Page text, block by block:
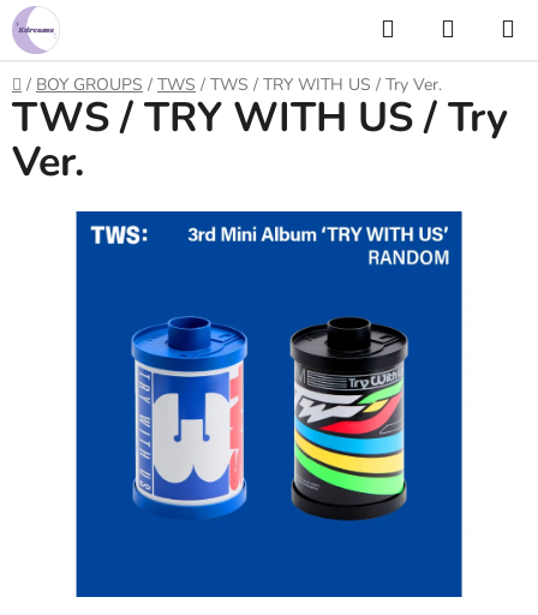
Prejsť
na
obsah
Hľadať
KOŠÍK
Domov
/ BOY GROUPS / TWS / TWS / TRY WITH US / Try Ver.
TWS / TRY WITH US / Try
Ver.